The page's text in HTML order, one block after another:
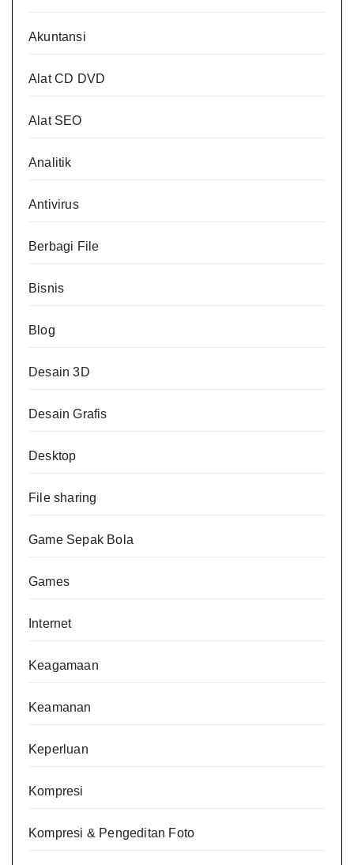
Akuntansi
Alat CD DVD
Alat SEO
Analitik
Antivirus
Berbagi File
Bisnis
Blog
Desain 3D
Desain Grafis
Desktop
File sharing
Game Sepak Bola
Games
Internet
Keagamaan
Keamanan
Keperluan
Kompresi
Kompresi & Pengeditan Foto